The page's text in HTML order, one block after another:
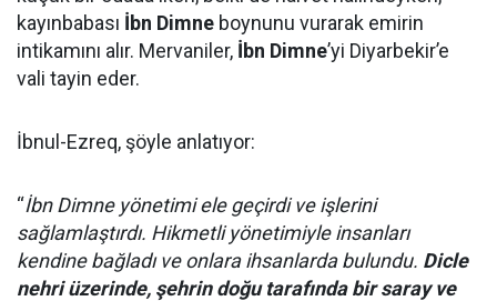
kayınbabası İbn Dimne boynunu vurarak emirin
intikamını alır. Mervaniler, İbn Dimne’yi Diyarbekir’e
vali tayin eder.
İbnul-Ezreq, şöyle anlatıyor:
“İbn Dimne yönetimi ele geçirdi ve işlerini
sağlamlaştırdı. Hikmetli yönetimiyle insanları
kendine bağladı ve onlara ihsanlarda bulundu. Dicle
nehri üzerinde, şehrin doğu tarafında bir saray ve